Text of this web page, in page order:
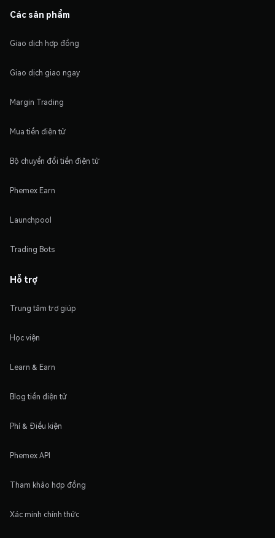
Các sản phẩm
Giao dịch hợp đồng
Giao dịch giao ngay
Margin Trading
Mua tiền điện tử
Bộ chuyển đổi tiền điện tử
Phemex Earn
Launchpool
Trading Bots
Hỗ trợ
Trung tâm trợ giúp
Học viện
Learn & Earn
Blog tiền điện tử
Phí & Điều kiện
Phemex API
Tham khảo hợp đồng
Xác minh chính thức